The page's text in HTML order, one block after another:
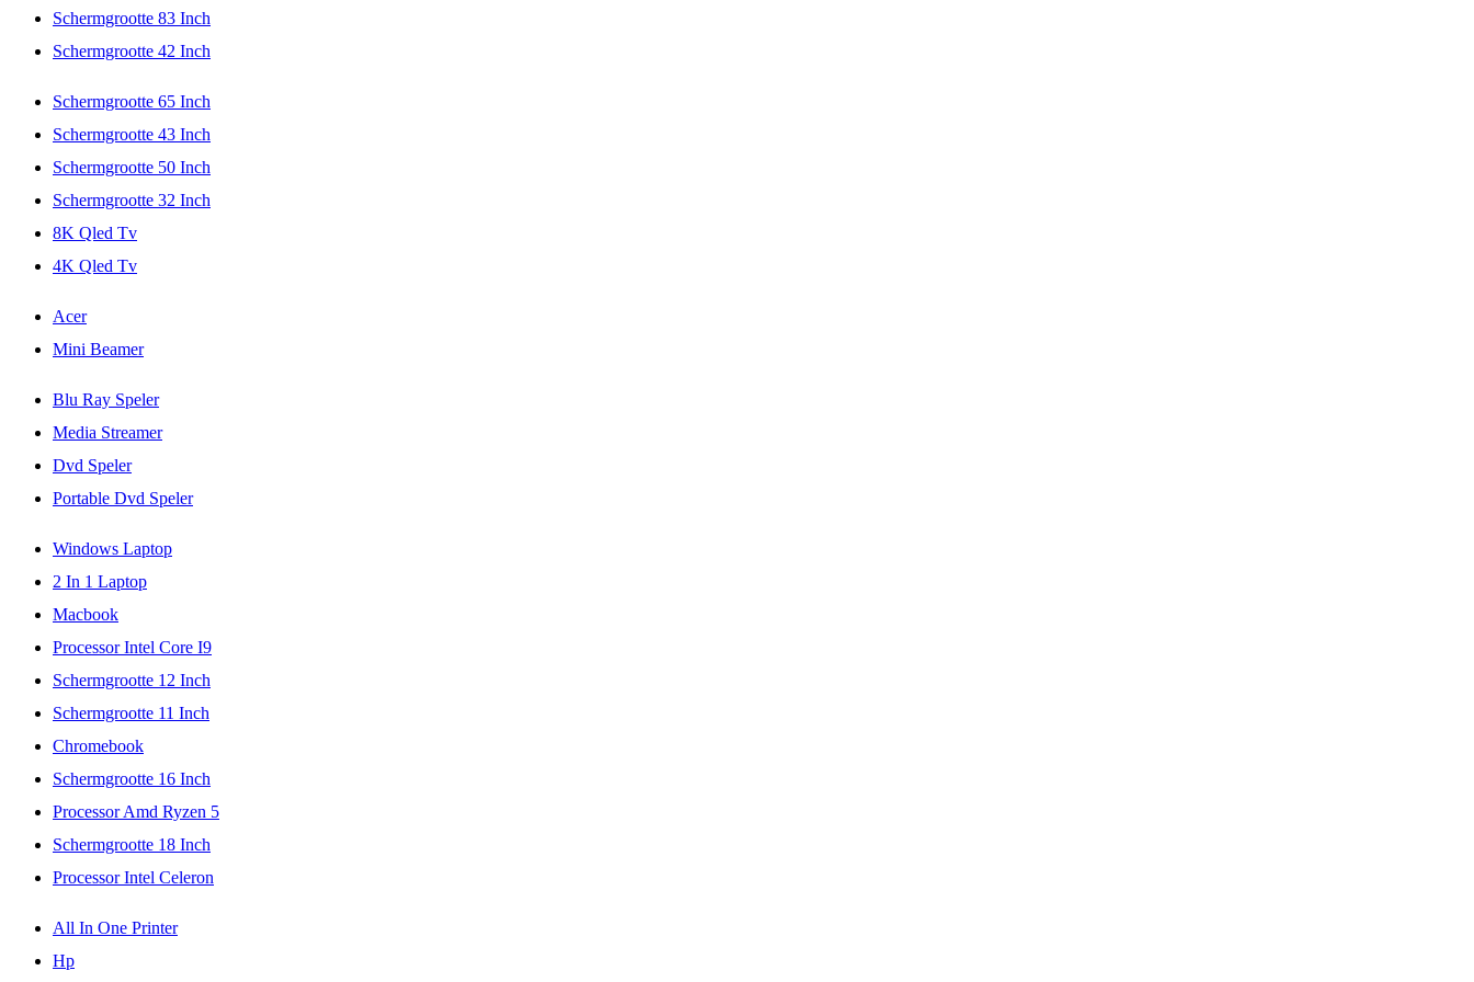
Schermgrootte 83 Inch
Schermgrootte 42 Inch
Schermgrootte 65 Inch
Schermgrootte 43 Inch
Schermgrootte 50 Inch
Schermgrootte 32 Inch
8K Qled Tv
4K Qled Tv
Acer
Mini Beamer
Blu Ray Speler
Media Streamer
Dvd Speler
Portable Dvd Speler
Windows Laptop
2 In 1 Laptop
Macbook
Processor Intel Core I9
Schermgrootte 12 Inch
Schermgrootte 11 Inch
Chromebook
Schermgrootte 16 Inch
Processor Amd Ryzen 5
Schermgrootte 18 Inch
Processor Intel Celeron
All In One Printer
Hp